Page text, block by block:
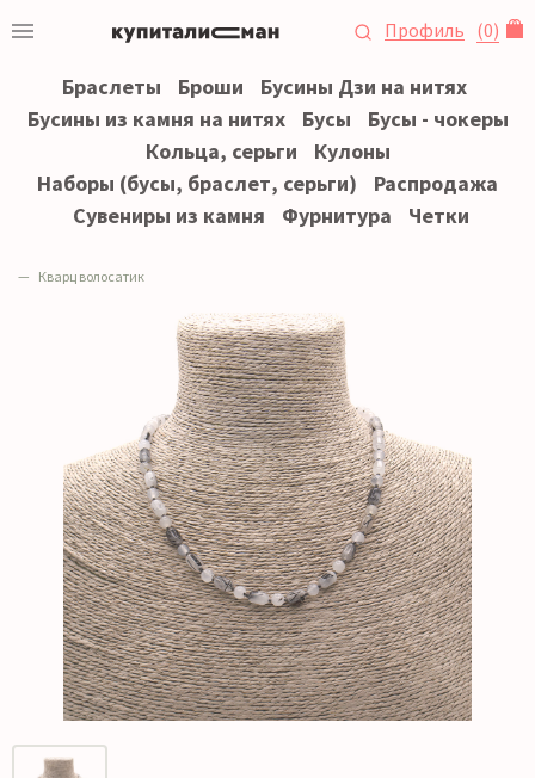
Профиль (0)
Браслеты Броши
Бусины Дзи на нитях
Бусины из камня на нитях
Бусы
Бусы - чокеры
Кольца, серьги
Кулоны
Наборы (бусы, браслет, серьги)
Распродажа
Сувениры из камня
Фурнитура Четки
Кварц волосатик